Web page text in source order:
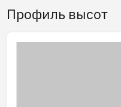
Профиль высот